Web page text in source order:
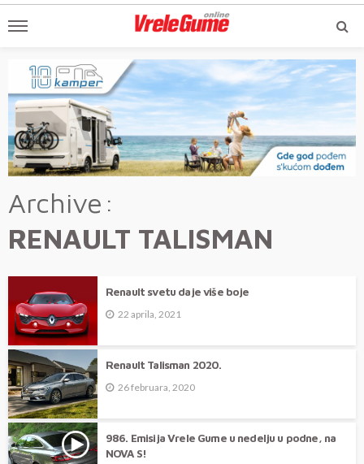
Archive
RENAULT TALISMAN
Renault svetu daje više boje
22 aprila, 2021
Renault Talisman 2020.
26 februara, 2020
986. Emisija Vrele Gume u nedelju u podne, na
NOVA S!